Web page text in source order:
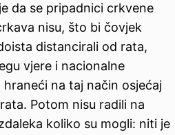
da se pripadnici crkvene
nisu, što bi čovjek
distancirali od rata,
vjere i nacionalne
na taj način osjećaj
Potom nisu radili na
koliko su mogli: niti je